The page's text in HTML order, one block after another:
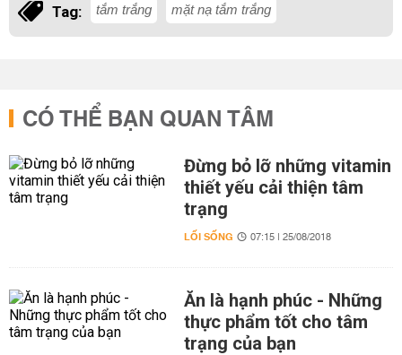
Tag: tắm trắng mặt nạ tắm trắng
CÓ THỂ BẠN QUAN TÂM
Đừng bỏ lỡ những vitamin
thiết yếu cải thiện tâm
trạng
LỐI SỐNG 07:15 | 25/08/2018
Ăn là hạnh phúc - Những
thực phẩm tốt cho tâm
trạng của bạn